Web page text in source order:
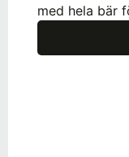
med hela bär